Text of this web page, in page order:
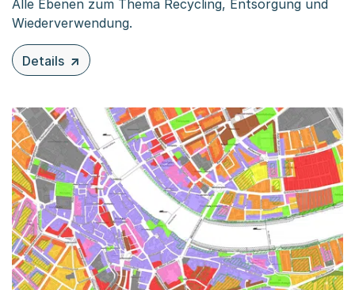
Alle Ebenen zum Thema Recycling, Entsorgung und
Wiederverwendung.
Details
zu diesem Inhalt: Entsorgung und Recycling